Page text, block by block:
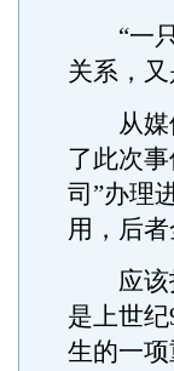
“一只
关系，
从媒体
了此次
司”办理
用，后
应该指
是上世
生的一